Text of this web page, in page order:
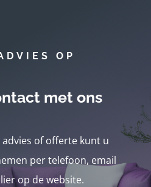
OP
met ons
of offerte kunt u
per telefoon, email
op de website.